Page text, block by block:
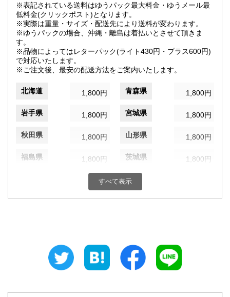
※表記されている送料はゆうパック最大料金・ゆうメール最
低料金(クリックポスト)となります。
※実際は重量・サイズ・配送先により送料が変わります。
※ゆうパックの場合、沖縄・離島は着払いとさせて頂きま
す。
※品物によってはレターパック(ライト430円・プラス600円)
で対応いたします。
※ご注文後、最安の配送方法をご案内いたします。
北海道 1,800円 青森県 1,800円
岩手県 1,800円 宮城県 1,800円
秋田県 1,800円 山形県 1,800円
福島県 1,800円 茨城県 1,800円
1,800円 群馬県
埼玉県 千葉県
1,800円 富山県
1,800円 福井県
1,800円 1,800円
すべて表示